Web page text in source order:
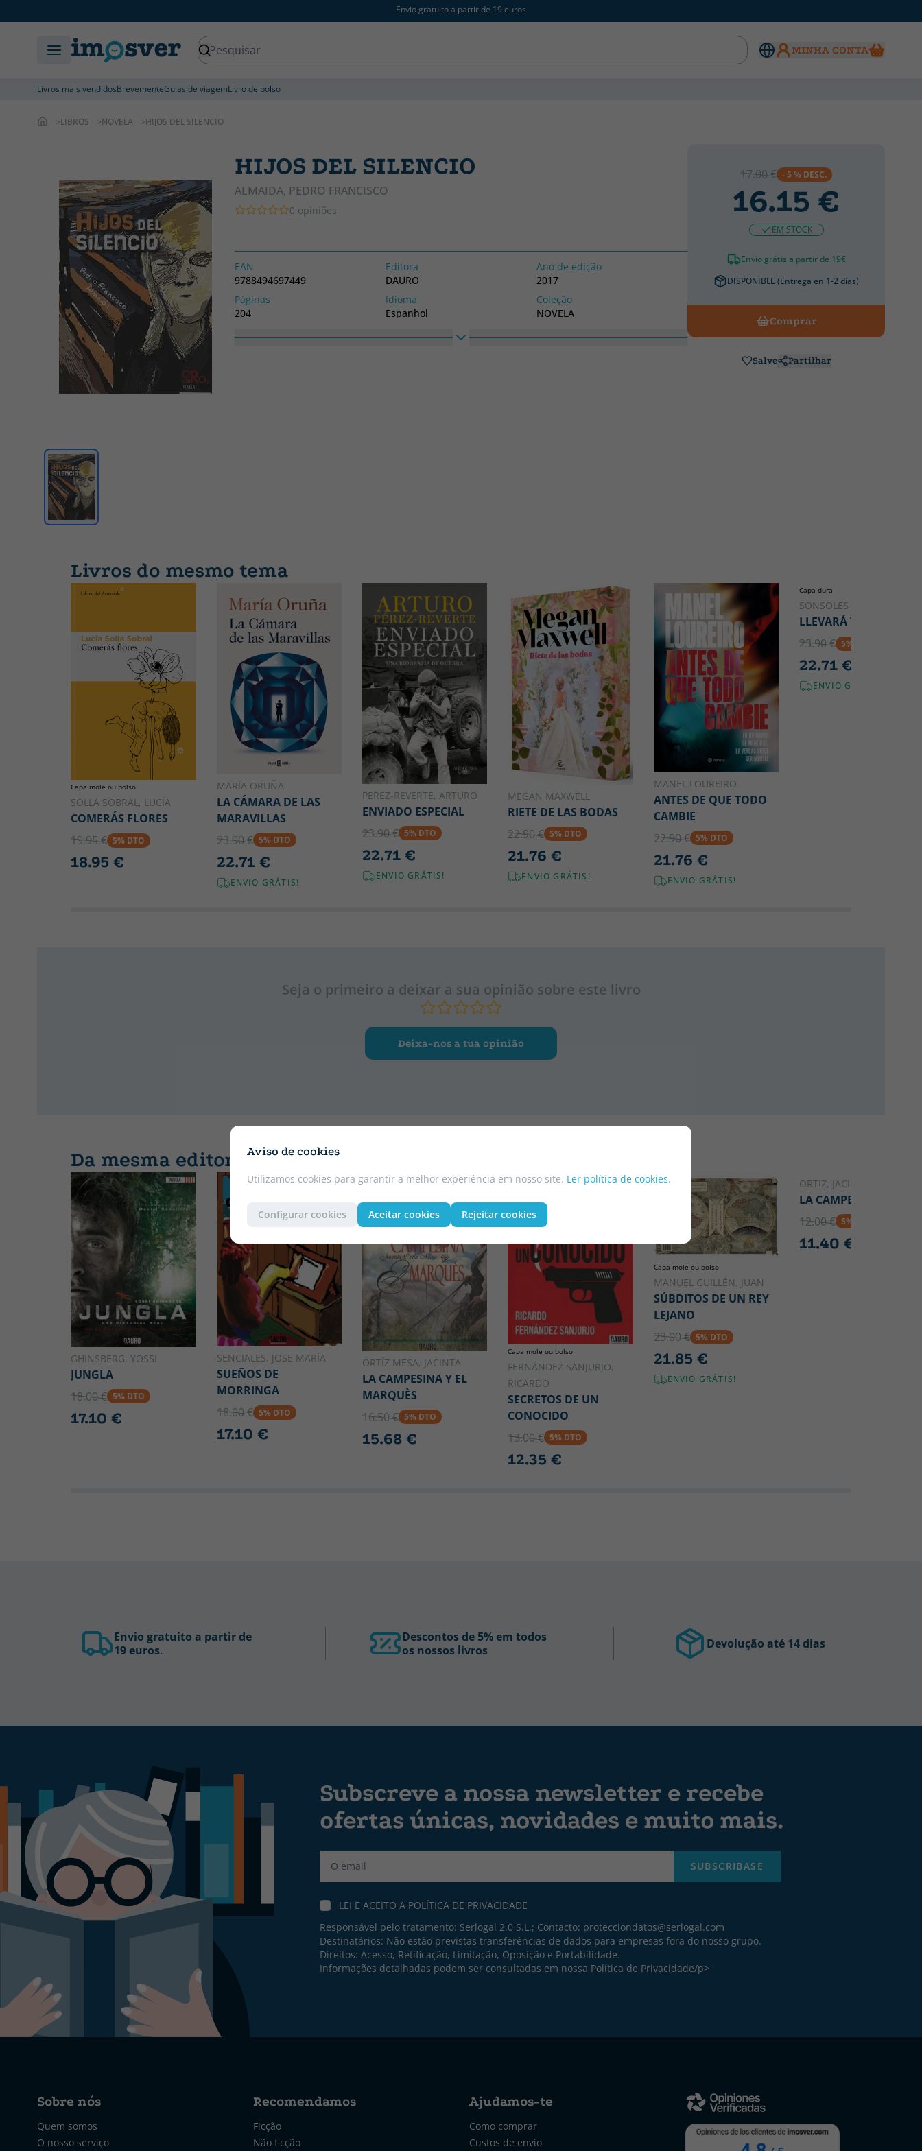
Envio gratuito a partir de 19 euros
MINHA CONTA
Livros mais vendidosBrevementeGuias de viagemLivro de bolso
Aviso de cookies
Utilizamos cookies para garantir a melhor experiência em nosso site. Ler política de cookies.
Configurar cookies Aceitar cookies Rejeitar cookies
LIBROS NOVELA HIJOS DEL SILENCIO
HIJOS DEL SILENCIO
ALMAIDA, PEDRO FRANCISCO
0 opiniões
EAN
9788494697449
Editora
DAURO
Ano de edição
2017
Páginas
204
Idioma
Espanhol
Coleção
NOVELA
17.00 € - 5 % DESC.
16.15 €
EM STOCK
Envio grátis a partir de 19€
DISPONIBLE (Entrega en 1-2 días)
Comprar
Salve Partilhar
Livros do mesmo tema
Capa mole ou bolso
SOLLA SOBRAL, LUCÍA
COMERÁS FLORES
19.95 € 5% DTO
18.95 €
MARÍA ORUÑA
LA CÁMARA DE LAS
MARAVILLAS
23.90 € 5% DTO
22.71 €
ENVIO GRÁTIS!
PEREZ-REVERTE, ARTURO
ENVIADO ESPECIAL
23.90 € 5% DTO
22.71 €
ENVIO GRÁTIS!
MEGAN MAXWELL
RIETE DE LAS BODAS
22.90 € 5% DTO
21.76 €
ENVIO GRÁTIS!
MANEL LOUREIRO
ANTES DE QUE TODO
CAMBIE
22.90 € 5% DTO
21.76 €
ENVIO GRÁTIS!
Capa dura
SONSOLES ÓNEGA
LLEVARÁ TU NOMBRE
23.90 € 5% DTO
22.71 €
ENVIO GRÁTIS!
Seja o primeiro a deixar a sua opinião sobre este livro
Deixa-nos a tua opinião
Da mesma editora
GHINSBERG, YOSSI
JUNGLA
18.00 € 5% DTO
17.10 €
SENCIALES, JOSE MARÍA
SUEÑOS DE
MORRINGA
18.00 € 5% DTO
17.10 €
ORTÍZ MESA, JACINTA
LA CAMPESINA Y EL
MARQUÈS
16.50 € 5% DTO
15.68 €
Capa mole ou bolso
FERNÁNDEZ SANJURJO,
RICARDO
SECRETOS DE UN
CONOCIDO
13.00 € 5% DTO
12.35 €
Capa mole ou bolso
MANUEL GUILLÉN, JUAN
SÚBDITOS DE UN REY
LEJANO
23.00 € 5% DTO
21.85 €
ENVIO GRÁTIS!
ORTIZ, JACINTA
LA CAMPESINA
12.00 € 5% DTO
11.40 €
Envio gratuito a partir de
19 euros.
Descontos de 5% em todos
os nossos livros
Devolução até 14 dias
Subscreve a nossa newsletter e recebe
ofertas únicas, novidades e muito mais.
SUBSCRIBASE
LEI E ACEITO A POLÍTICA DE PRIVACIDADE
Responsável pelo tratamento: Serlogal 2.0 S.L.; Contacto: protecciondatos@serlogal.com
Destinatários: Não estão previstas transferências de dados para empresas fora do nosso grupo.
Direitos: Acesso, Retificação, Limitação, Oposição e Portabilidade.
Informações detalhadas podem ser consultadas em nossa Política de Privacidade/p>
Sobre nós
Quem somos
O nosso serviço
Recomendamos
Ficção
Não ficção
Ajudamos-te
Como comprar
Custos de envio